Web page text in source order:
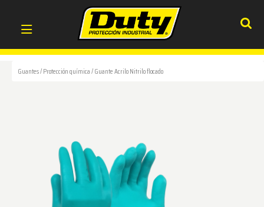
Guantes/Protección química/Guante Acrilo Nitrilo flocado